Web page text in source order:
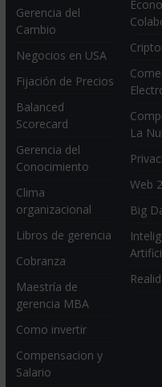
Gerencia del
Cambio
Negocios en USA
Fijación de Precios
Balanced
Scorecard
Gerencia del
Conocimiento
Clima
organizacional
Libros de gerencia
Cobranza
Maestría de
gerencia MBA
Como invertir
Compensacion y
Salario
La
Web
Big